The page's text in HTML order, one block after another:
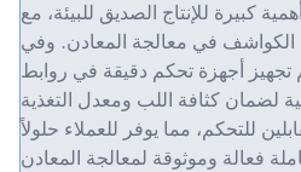
كبيرة للإنتاج الصديق للبيئة، مع
الكواشف في معالجة المعادن. وفي
تجهيز أجهزة تحكم دقيقة في روابط
لضمان كثافة اللب ومعدل التغذية
للتحكم، مما يوفر للعملاء حلولاً